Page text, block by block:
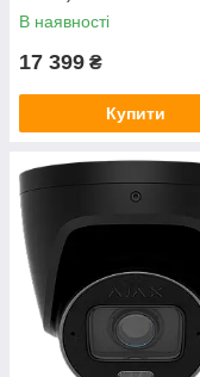
В наявності
17 399 ₴
Купити